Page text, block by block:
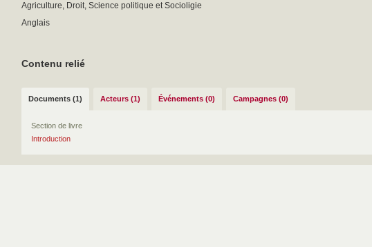
Agriculture, Droit, Science politique et Socioligie
Anglais
Contenu relié
Documents (1) Acteurs (1) Événements (0) Campagnes (0)
Section de livre
Introduction